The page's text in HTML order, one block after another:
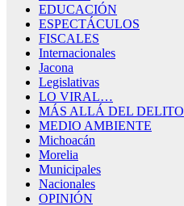
EDUCACIÓN
ESPECTÁCULOS
FISCALES
Internacionales
Jacona
Legislativas
LO VIRAL…
MÁS ALLÁ DEL DELITO
MEDIO AMBIENTE
Michoacán
Morelia
Municipales
Nacionales
OPINIÓN